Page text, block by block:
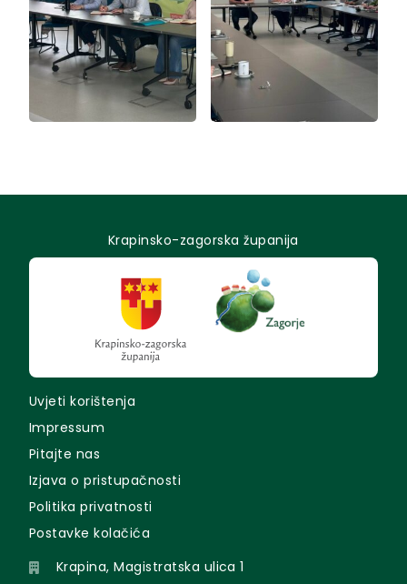
Krapinsko-zagorska županija
Uvjeti korištenja
Impressum
Pitajte nas
Izjava o pristupačnosti
Politika privatnosti
Postavke kolačića
Krapina, Magistratska ulica 1